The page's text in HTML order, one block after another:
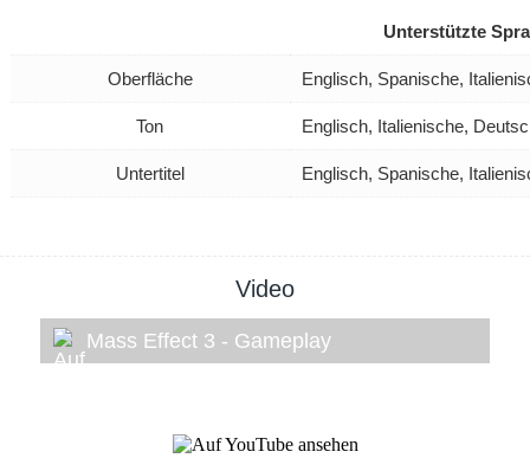
Unterstützte
Oberfläche Englisch, Spanische,
Ton Englisch, Italienische,
Untertitel Englisch, Spanische,
Video
Mass Effect 3 - Gameplay